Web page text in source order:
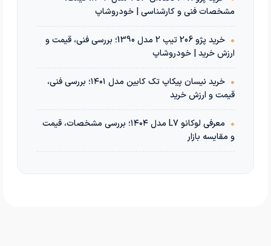
مشخصات فنی و کارشناسی | خودروشاپ
•
خرید پژو 206 تیپ 2 مدل 1390؛ بررسی فنی، قیمت و
ارزش خرید | خودروشاپ
•
خرید نیسان پیکاپ تک کابین مدل ۱۴۰۱؛ بررسی فنی،
قیمت و ارزش خرید
•
معرفی لوکانو L7 مدل ۱۴۰۴؛ بررسی مشخصات، قیمت
و مقایسه بازار